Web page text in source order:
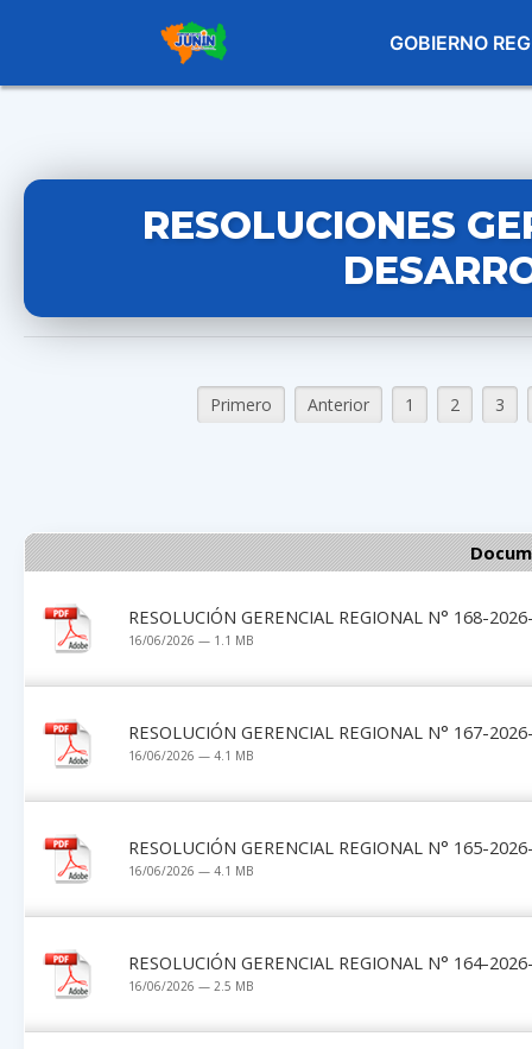
GOBIERNO
RESOLUCIONES
Primero Anterior 1 2 3
RESOLUCIÓN GERENCIAL REGIONAL N° 168-
16/06/2026 — 1.1 MB
RESOLUCIÓN GERENCIAL REGIONAL N° 167-
16/06/2026 — 4.1 MB
RESOLUCIÓN GERENCIAL REGIONAL N° 165-
16/06/2026 — 4.1 MB
RESOLUCIÓN GERENCIAL REGIONAL N° 164-
16/06/2026 — 2.5 MB